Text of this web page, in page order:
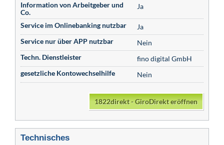
Information von Arbeitgeber und
Co.
Ja
Service im Onlinebanking nutzbar
Ja
Service nur über APP nutzbar
Nein
Techn. Dienstleister
fino digital GmbH
gesetzliche Kontowechselhilfe
Nein
1822direkt - GiroDirekt eröffnen
Technisches